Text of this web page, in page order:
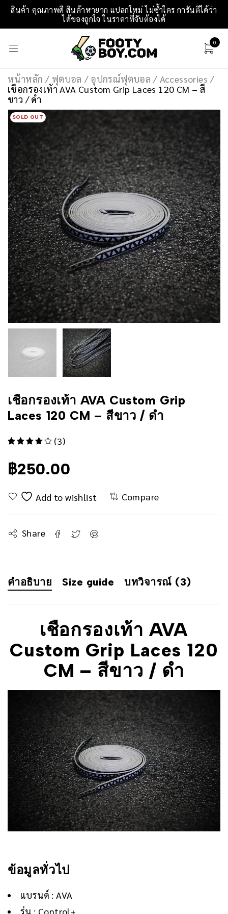
สินค้า คุณภาพดี สินค้าหายาก แปลกใหม่ ไม่ซ้ำใคร การันตีได้ว่า
ได้ของถูกใจ ในราคาที่จับต้องได้
0
หน้าหลัก / ฟุตบอล / อุปกรณ์ฟุตบอล / Accessories /
เชือกรองเท้า AVA Custom Grip Laces 120 CM – สี
ขาว / ดำ
SOLD OUT
เชือกรองเท้า AVA Custom Grip
Laces 120 CM – สีขาว / ดำ
(3)
฿250.00
Compare
Share
คำอธิบาย Size guide บทวิจารณ์ (3)
เชือกรองเท้า AVA
Custom Grip Laces 120
CM – สีขาว / ดำ
ข้อมูลทั่วไป
แบรนด์ : AVA
รุ่น : Control+